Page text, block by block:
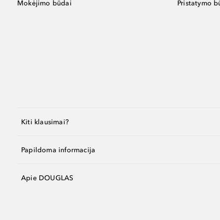
Mokėjimo būdai Pristatymo
Kiti klausimai?
Papildoma informacija
Apie DOUGLAS